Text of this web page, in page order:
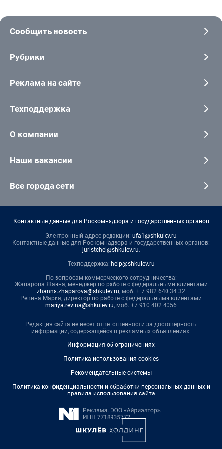
Сообщить новость
Рубрики
Реклама на сайте
Техподдержка
О компании
Наши вакансии
Все города сети
Контактные данные для Роскомнадзора и государственных органов
Электронный адрес редакции: ufa1@shkulev.ru
Контактные данные для Роскомнадзора и государственных органов:
juristchel@shkulev.ru.
Техподдержка: help@shkulev.ru
По вопросам коммерческого сотрудничества:
Жапарова Жанна, менеджер по работе с федеральными клиентами
zhanna.zhaparova@shkulev.ru, моб. + 7 982 640 34 32
Ревина Мария, директор по работе с федеральными клиентами
mariya.revina@shkulev.ru, моб. +7 910 402 4056
Редакция сайта не несет ответственности за достоверность
информации, содержащейся в рекламных объявлениях.
Информация об ограничениях
Политика использования cookies
Рекомендательные системы
Политика конфиденциальности и обработки персональных данных и
правила использования сайта